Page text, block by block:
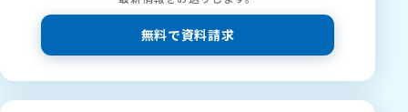
無料で資料請求